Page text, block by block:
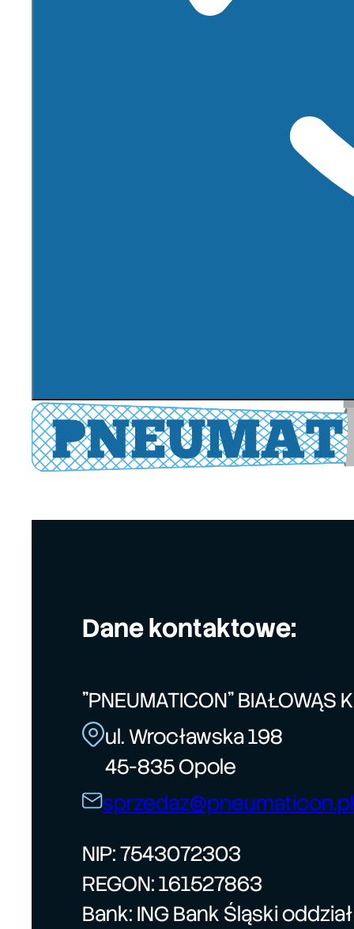
Dane kontaktowe:
"PNEUMATICON" BIAŁOWĄS
ul. Wrocławska 198
45-835 Opole
sprzedaz@pneumaticon.pl
NIP: 7543072303
REGON: 161527863
Bank: ING Bank Śląski